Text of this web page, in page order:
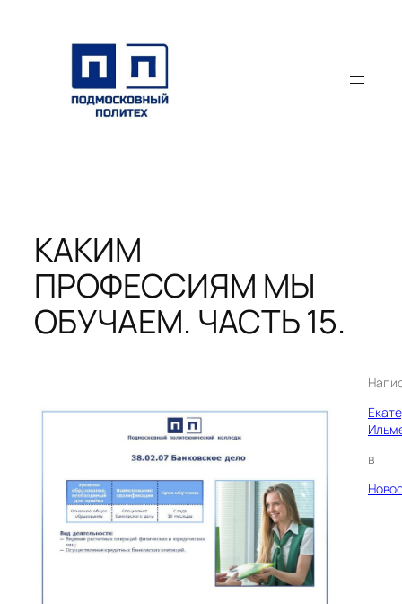
содержимому
КАКИМ
ПРОФЕССИЯМ МЫ
ОБУЧАЕМ. ЧАСТЬ 15.
в